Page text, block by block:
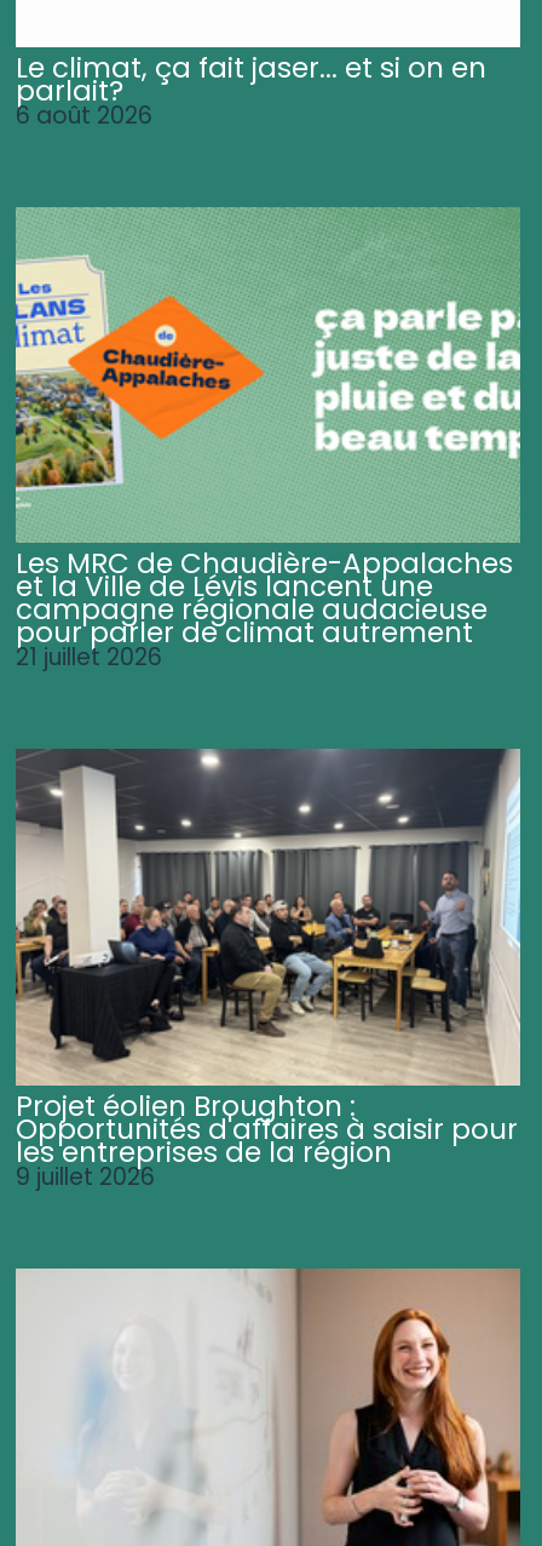
Le climat, ça fait jaser... et si on en
parlait?
6 août 2026
Les MRC de Chaudière-Appalaches
et la Ville de Lévis lancent une
campagne régionale audacieuse
pour parler de climat autrement
21 juillet 2026
Projet éolien Broughton :
Opportunités d'affaires à saisir pour
les entreprises de la région
9 juillet 2026